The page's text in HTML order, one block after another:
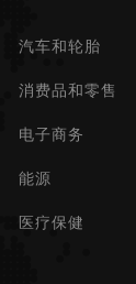
汽车和轮胎
消费品和零售
电子商务
能源
医疗保健